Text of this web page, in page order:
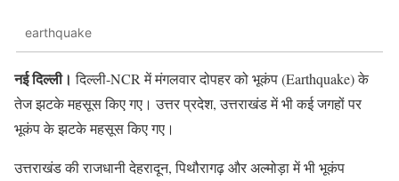
earthquake
नई दिल्ली। दिल्ली-NCR में मंगलवार दोपहर को भूकंप (Earthquake) के
तेज झटके महसूस किए गए। उत्तर प्रदेश, उत्तराखंड में भी कई जगहों पर
भूकंप के झटके महसूस किए गए।
उत्तराखंड की राजधानी देहरादून, पिथौरागढ़ और अल्मोड़ा में भी भूकंप